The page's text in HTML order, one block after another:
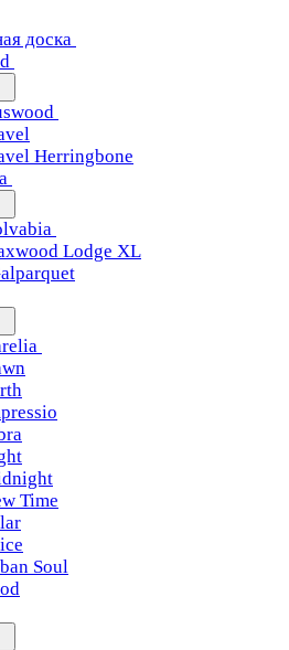
доска
Herringbone
Lodge XL
Time
Soul